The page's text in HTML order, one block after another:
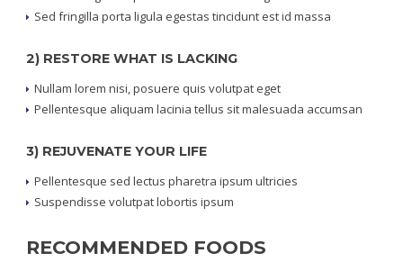
Sed fringilla porta ligula egestas tincidunt est id massa
2) RESTORE WHAT IS LACKING
Nullam lorem nisi, posuere quis volutpat eget
Pellentesque aliquam lacinia tellus sit malesuada accumsan
3) REJUVENATE YOUR LIFE
Pellentesque sed lectus pharetra ipsum ultricies
Suspendisse volutpat lobortis ipsum
RECOMMENDED FOODS